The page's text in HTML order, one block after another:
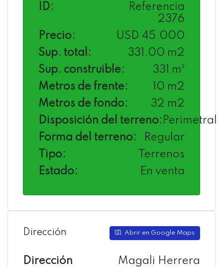
ID:
Referencia
2376
Precio:
USD 45.000
Sup. total:
331.00 m2
Sup. construible:
331 m²
Metros de frente:
10 m2
Metros de fondo:
32 m2
Disposición del terreno: Perimetral
Forma del terreno:
Regular
Tipo:
Terrenos
Estado:
En venta
Dirección Abrir en Google Maps
Dirección
Magali Herrera